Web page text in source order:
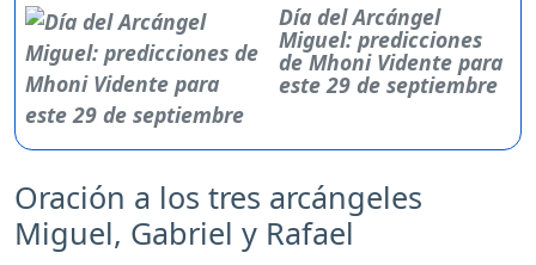
Día del Arcángel
Miguel: predicciones
de Mhoni Vidente para
este 29 de septiembre
Oración a los tres arcángeles
Miguel, Gabriel y Rafael